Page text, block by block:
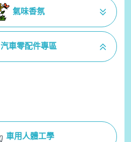
氣味香氛
汽車零配件專區
車用人體工學